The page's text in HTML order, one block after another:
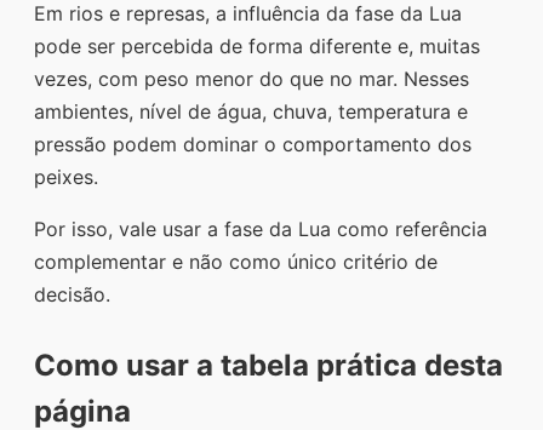
Em rios e represas, a influência da fase da Lua
pode ser percebida de forma diferente e, muitas
vezes, com peso menor do que no mar. Nesses
ambientes, nível de água, chuva, temperatura e
pressão podem dominar o comportamento dos
peixes.
Por isso, vale usar a fase da Lua como referência
complementar e não como único critério de
decisão.
Como usar a tabela prática desta
página